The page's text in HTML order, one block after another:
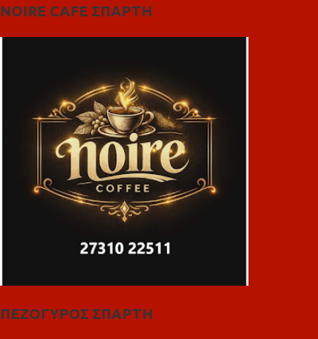
NOIRE CAFE ΣΠΑΡΤΗ
ΠΕΖΟΓΥΡΟΣ ΣΠΑΡΤΗ